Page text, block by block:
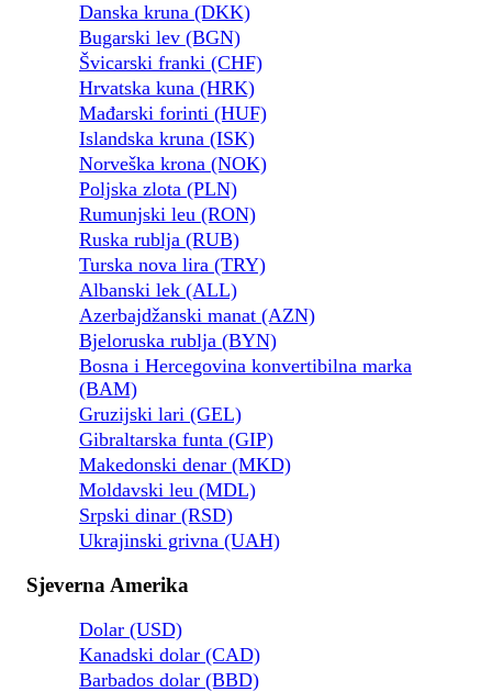
Danska kruna (DKK)
Bugarski lev (BGN)
Švicarski franki (CHF)
Hrvatska kuna (HRK)
Mađarski forinti (HUF)
Islandska kruna (ISK)
Norveška krona (NOK)
Poljska zlota (PLN)
Rumunjski leu (RON)
Ruska rublja (RUB)
Turska nova lira (TRY)
Albanski lek (ALL)
Azerbajdžanski manat (AZN)
Bjeloruska rublja (BYN)
Bosna i Hercegovina konvertibilna marka
(BAM)
Gruzijski lari (GEL)
Gibraltarska funta (GIP)
Makedonski denar (MKD)
Moldavski leu (MDL)
Srpski dinar (RSD)
Ukrajinski grivna (UAH)
Sjeverna Amerika
Dolar (USD)
Kanadski dolar (CAD)
Barbados dolar (BBD)